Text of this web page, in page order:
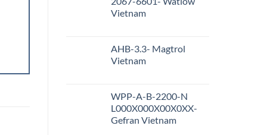
Vietnam
AHB-3.3- Magtrol
Vietnam
WPP-A-B-2200-N
L000X000X00X0XX-
Gefran Vietnam